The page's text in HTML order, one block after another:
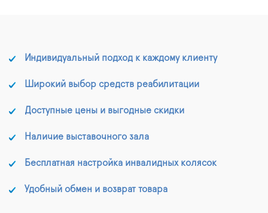
Индивидуальный подход к каждому клиенту
Широкий выбор средств реабилитации
Доступные цены и выгодные скидки
Наличие выставочного зала
Бесплатная настройка инвалидных колясок
Удобный обмен и возврат товара